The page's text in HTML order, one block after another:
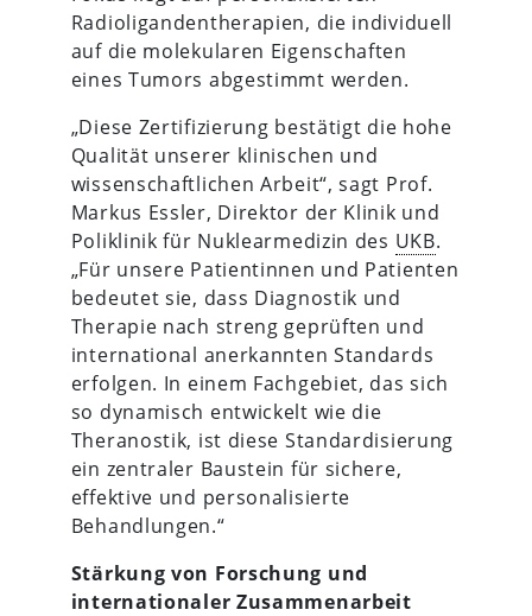
Radioligandentherapien, die individuell
auf die molekularen Eigenschaften
eines Tumors abgestimmt werden.
„Diese Zertifizierung bestätigt die hohe
Qualität unserer klinischen und
wissenschaftlichen Arbeit“, sagt Prof.
Markus Essler, Direktor der Klinik und
Poliklinik für Nuklearmedizin des UKB.
„Für unsere Patientinnen und Patienten
bedeutet sie, dass Diagnostik und
Therapie nach streng geprüften und
international anerkannten Standards
erfolgen. In einem Fachgebiet, das sich
so dynamisch entwickelt wie die
Theranostik, ist diese Standardisierung
ein zentraler Baustein für sichere,
effektive und personalisierte
Behandlungen.“
Stärkung von Forschung und
internationaler Zusammenarbeit